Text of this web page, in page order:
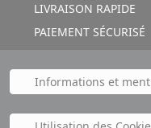
LIVRAISON RAPIDE
PAIEMENT SÉCURISÉ
Informations et